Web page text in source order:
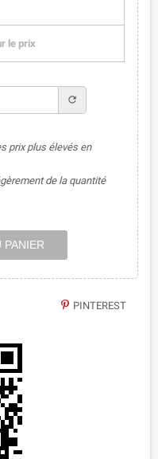
le prix
refresh
prix plus élevés en
de la quantité
PANIER
PINTEREST